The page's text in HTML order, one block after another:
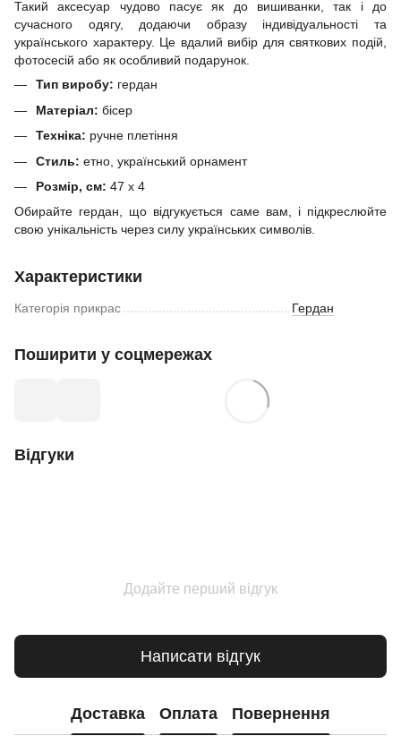
Такий аксесуар чудово пасує як до вишиванки, так і до
сучасного одягу, додаючи образу індивідуальності та
українського характеру. Це вдалий вибір для святкових подій,
фотосесій або як особливий подарунок.
Тип виробу: гердан
Матеріал: бісер
Техніка: ручне плетіння
Стиль: етно, український орнамент
Розмір, см: 47 х 4
Обирайте гердан, що відгукується саме вам, і підкреслюйте
свою унікальність через силу українських символів.
Характеристики
Категорія прикрас Гердан
Поширити у соцмережах
Відгуки
Додайте перший відгук
Написати відгук
Доставка Оплата Повернення